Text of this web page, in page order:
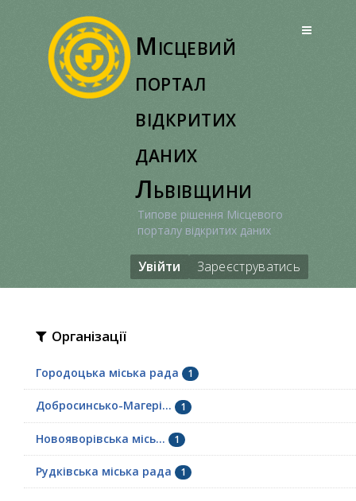
Місцевий
портал
відкритих
даних
Львівщини
Типове рішення Місцевого
порталу відкритих даних
Увійти Зареєструватись
Організації
Городоцька міська рада 1
Добросинсько-Магері... 1
Новояворівська місь... 1
Рудківська міська рада 1